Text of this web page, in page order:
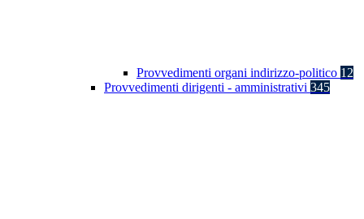
Provvedimenti organi indirizzo-politico 12
Provvedimenti dirigenti - amministrativi 345